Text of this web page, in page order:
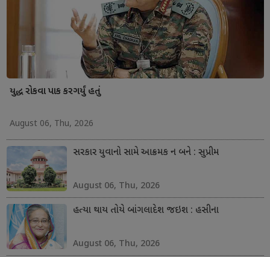
યુદ્ધ રોકવા પાક કરગર્યું હતું
August 06, Thu, 2026
સરકાર યુવાનો સામે આક્રમક ન બને : સુપ્રીમ
August 06, Thu, 2026
હત્યા થાય તોયે બાંગલાદેશ જઇશ : હસીના
August 06, Thu, 2026